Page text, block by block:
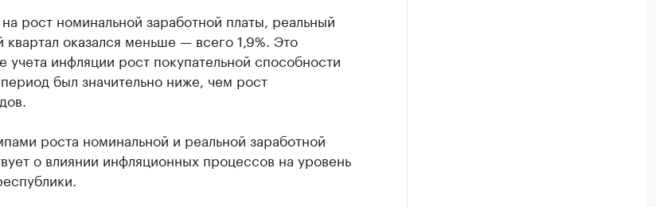
рост номинальной заработной платы, реальный
оказался меньше — всего 1,9%. Это
учета инфляции рост покупательной способности
был значительно ниже, чем рост
роста номинальной и реальной заработной
о влиянии инфляционных процессов на уровень